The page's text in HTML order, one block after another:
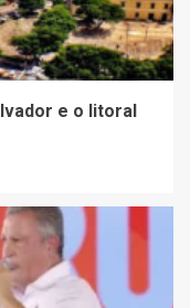
e o litoral